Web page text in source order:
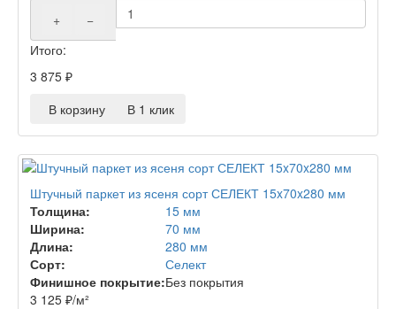
+
−
Итого:
3 875 ₽
В корзину
В 1 клик
Штучный паркет из ясеня сорт СЕЛЕКТ 15x70x280 мм
Толщина:
15 мм
Ширина:
70 мм
Длина:
280 мм
Сорт:
Селект
Финишное покрытие:Без покрытия
3 125 ₽/м²